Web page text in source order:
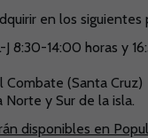
en los
8:30-14:00 horas y
(Santa Cruz)
y Sur de la isla.
disponibles en